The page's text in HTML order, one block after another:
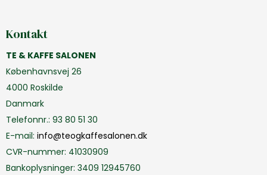
Kontakt
TE & KAFFE SALONEN
Københavnsvej 26
4000 Roskilde
Danmark
Telefonnr.: 93 80 51 30
E-mail: info@teogkaffesalonen.dk
CVR-nummer: 41030909
Bankoplysninger: 3409 12945760